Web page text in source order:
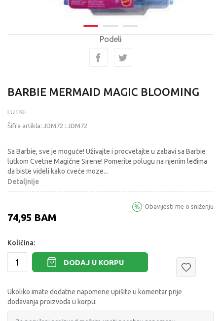
Podeli
BARBIE MERMAID MAGIC BLOOMING
LUTKE
Šifra artikla: JDM72 : JDM72
Sa Barbie, sve je moguće! Uživajte i procvetajte u zabavi sa Barbie
lutkom Cvetne Magične Sirene! Pomerite polugu na njenim leđima
da biste videli kako cveće moze...
Detaljnije
74,95 BAM
Obavijesti me o sniženju
Količina:
DODAJ U KORPU
Ukoliko imate dodatne napomene upišite u komentar prije
dodavanja proizvoda u korpu: